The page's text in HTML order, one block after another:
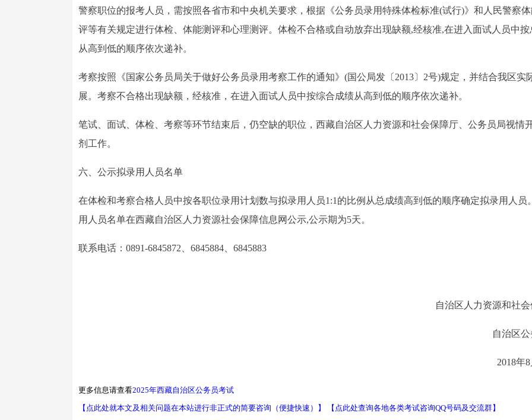
警察职位的报考人员，需按照各省市和中央机关要求，根据《公务员录用特殊体检标准(试行)》和人民警察
评等有关规定进行体检、体能测评和心理测评。体检不合格或自动放弃出现缺额,经核准,在进入面试人员中按
从高到低的顺序依次递补。
考察按照《国家公务员局关于做好公务员录用考察工作的通知》(国公局发〔2013〕2号)规定，并结合我区实
展。考察不合格出现缺额，经核准，在进入面试人员中按综合成绩从高到低的顺序依次递补。
笔试、面试、体检、考察等环节结束后，仍空缺的职位，西藏自治区人力资源和社会保障厅、公务员局视情
剂工作。
六、公示拟录用人员名单
在体检和考察合格人员中按各职位录用计划数与拟录用人员1:1的比例从总成绩高到低的顺序确定拟录用人员
用人员名单在西藏自治区人力资源社会保障信息网公示,公示期为5天。
联系电话：0891-6845872、6845884、6845883
自治区人力资源和社
自治区
2018年
更多信息请查看2025年西藏自治区公务员考试
【点此处就本文及相关问题在本站进行非正式的简要咨询（便捷快速）】
【点此处查询各地各类考试咨询QQ号码及交流群】